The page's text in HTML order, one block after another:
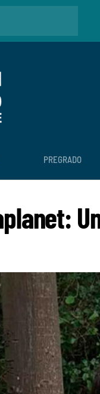
PREGRADO